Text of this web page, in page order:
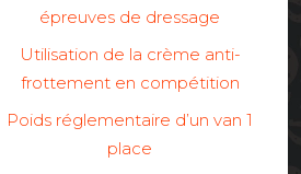
épreuves de dressage
Utilisation de la crème anti-
frottement en compétition
Poids réglementaire d’un van 1
place